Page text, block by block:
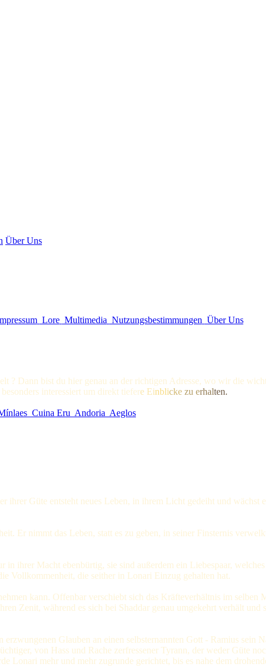
Über Uns
Lore Multimedia Nutzungsbestimmungen Über Uns
? Dann bist du hier genau an der richtigen Adresse, wo wir die
interessiert um direkt tiefere Einblicke zu erhalten.
Cuina Eru Andoria Aeglos
Güte entsteht neues Leben, in ihrem Licht gedeiht und wächst
Er nimmt das Leben, statt es zu geben, in seiner Finsternis
ihrer Macht ebenbürtig, sie sind außerdem ein Liebespaar,
Vollkommenheit, die seither in Lonari Einzug gehalten hat.
kann. Offenbar verschiebt sich das Kräfteverhältnis im selben
Zenit, während es sich bei Shaddar genau umgekehrt verhält
Glauben an einen selbsternannten Gott - Ramius sein
von Hass und Rache zerfressener Tyrann, der weder Güte
Lonari mehr und mehr zugrunde gerichtet, bis es nahe dem